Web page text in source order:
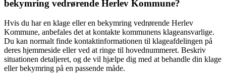
bekymring vedrørende Herlev Kommune?
Hvis du har en klage eller en bekymring vedrørende Herlev
Kommune, anbefales det at kontakte kommunens klageansvarlige.
Du kan normalt finde kontaktinformationen til klageafdelingen på
deres hjemmeside eller ved at ringe til hovednummeret. Beskriv
situationen detaljeret, og de vil hjælpe dig med at behandle din klage
eller bekymring på en passende måde.